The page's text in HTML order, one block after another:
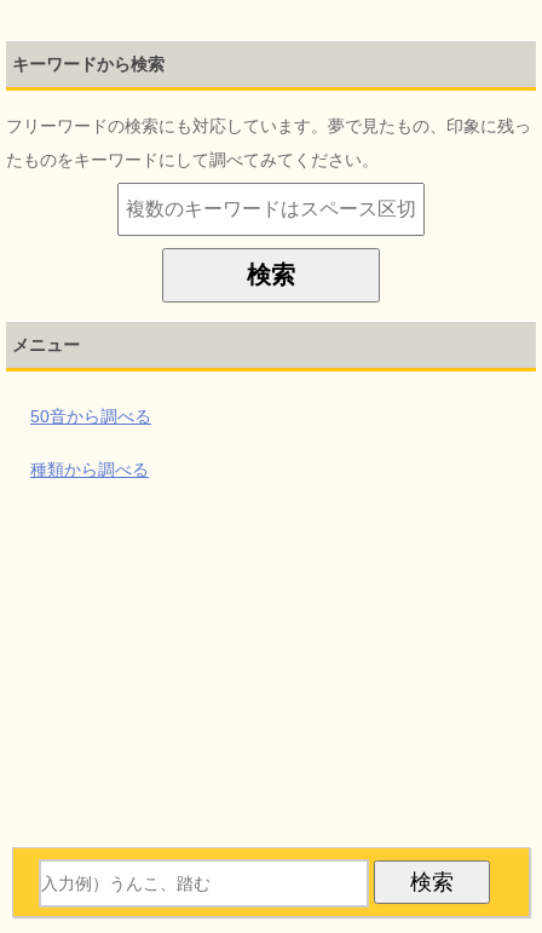
キーワードから検索
フリーワードの検索にも対応しています。夢で見たもの、印象に残っ
たものをキーワードにして調べてみてください。
メニュー
50音から調べる
種類から調べる